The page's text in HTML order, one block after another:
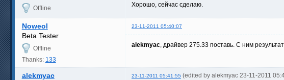
Offline Хорошо, сейчас сделаю.
Noweol 23-11-2011 05:40:07
Beta Tester
Offline
Thanks: 133
alekmyac, драйвер 275.33 поставь. С ним
alekmyac 23-11-2011 05:41:55 (edited by alekmyac 23-11-2011